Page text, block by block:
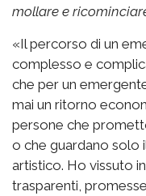
mollare e
«Il percorso di un
complesso e
che per un
mai un ritorno
persone che
o che guardano solo
artistico. Ho vissuto
trasparenti,